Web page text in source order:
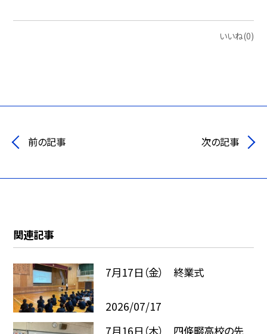
いいね(0)
前の記事 次の記事
関連記事
7月17日（金） 終業式
2026/07/17
7月16日（木） 四條畷高校の先